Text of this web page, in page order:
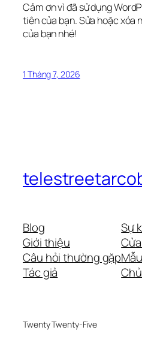
Cảm ơn vì đã sử dụng
tiên của bạn. Sửa hoặc xóa
của bạn nhé!
1 Tháng 7, 2026
Blog
Giới thiệu
Câu hỏi thường gặp
Tác giả
Sự
Mẫu
Twenty Twenty-Five